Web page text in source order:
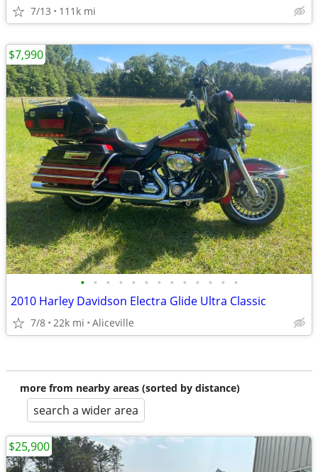
7/13 111k mi
• • • • • • • • • • • • •
2010 Harley Davidson Electra Glide Ultra Classic
7/8 22k mi Aliceville
$7,990
more from nearby areas (sorted by distance)
search a wider area
$25,900